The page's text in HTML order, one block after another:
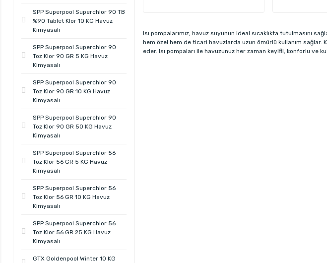
SPP Superpool Superchlor 90 TB
%90 Tablet Klor 10 KG Havuz
Kimyasalı
SPP Superpool Superchlor 90
Toz Klor 90 GR 5 KG Havuz
Kimyasalı
SPP Superpool Superchlor 90
Toz Klor 90 GR 10 KG Havuz
Kimyasalı
SPP Superpool Superchlor 90
Toz Klor 90 GR 50 KG Havuz
Kimyasalı
SPP Superpool Superchlor 56
Toz Klor 56 GR 5 KG Havuz
Kimyasalı
SPP Superpool Superchlor 56
Toz Klor 56 GR 10 KG Havuz
Kimyasalı
SPP Superpool Superchlor 56
Toz Klor 56 GR 25 KG Havuz
Kimyasalı
GTX Goldenpool Winter 10 KG
Isı pompalarımız, havuz suyunun ideal sıcaklıkta tutulmasını
hem özel hem de ticari havuzlarda uzun ömürlü kullanım sağlar.
eder. Isı pompaları ile havuzunuz her zaman keyifli, konforlu ve